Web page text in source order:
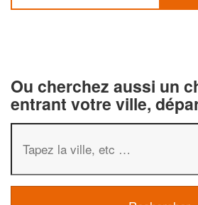
Ou cherchez aussi un
entrant votre ville,